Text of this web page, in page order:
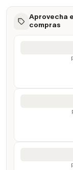
Aprovecha
compras